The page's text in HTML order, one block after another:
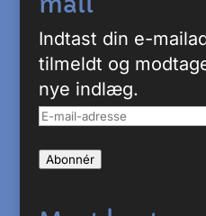
Indtast din e-
tilmeldt og
nye indlæg.
E-
adresse
Abonnér